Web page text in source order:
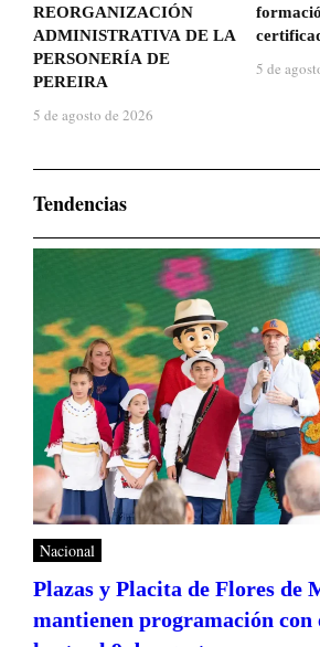
REORGANIZACIÓN
ADMINISTRATIVA DE LA
PERSONERÍA DE
PEREIRA
5 de agosto de 2026
5 de
Tendencias
Nacional
Plazas y Placita de Flores de
mantienen programación